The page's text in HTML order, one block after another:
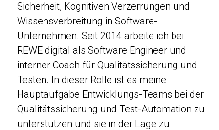
Sicherheit, Kognitiven Verzerrungen und
Wissensverbreitung in Software-
Unternehmen. Seit 2014 arbeite ich bei
REWE digital als Software Engineer und
interner Coach für Qualitätssicherung und
Testen. In dieser Rolle ist es meine
Hauptaufgabe Entwicklungs-Teams bei der
Qualitätssicherung und Test-Automation zu
unterstützen und sie in der Lage zu